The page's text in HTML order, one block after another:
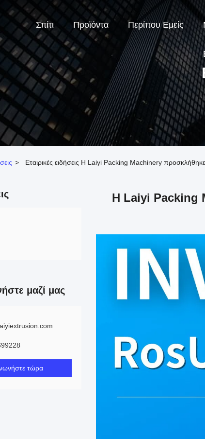
Σπίτι Προϊόντα Περίπου Εμείς
> Εταιρικές ειδήσεις Η Laiyi Packing Machinery
μαζί μας
τώρα
Η Laiyi Packing